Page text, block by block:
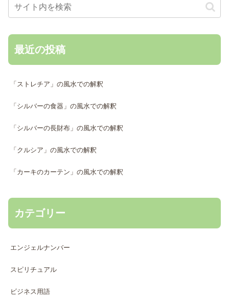
最近の投稿
「ストレチア」の風水での解釈
「シルバーの食器」の風水での解釈
「シルバーの長財布」の風水での解釈
「クルシア」の風水での解釈
「カーキのカーテン」の風水での解釈
カテゴリー
エンジェルナンバー
スピリチュアル
ビジネス用語